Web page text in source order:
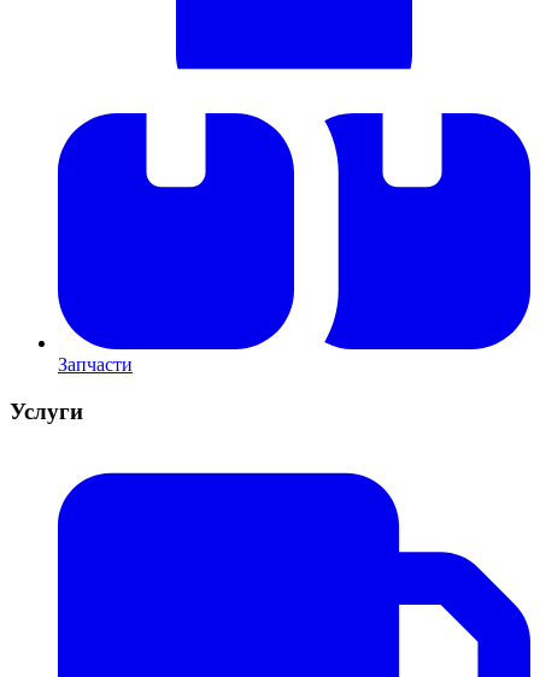
Запчасти
Услуги